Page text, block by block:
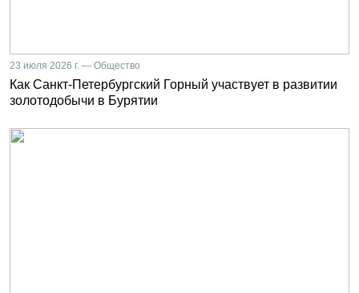
23 июля 2026 г. — Общество
Как Санкт-Петербургский Горный участвует в развитии
золотодобычи в Бурятии